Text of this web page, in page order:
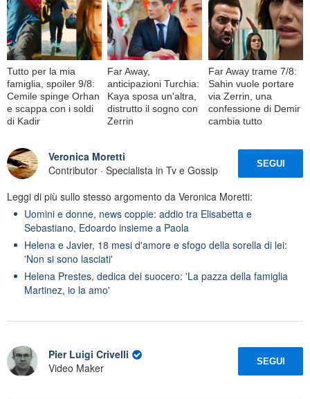
Tutto per la mia
famiglia, spoiler 9/8:
Cemile spinge Orhan
e scappa con i soldi
di Kadir
Far Away,
anticipazioni Turchia:
Kaya sposa un'altra,
distrutto il sogno con
Zerrin
Far Away trame 7/8:
Sahin vuole portare
via Zerrin, una
confessione di Demir
cambia tutto
Veronica Moretti
Contributor · Specialista in Tv e Gossip
SEGUI
Leggi di più sullo stesso argomento da Veronica Moretti:
Uomini e donne, news coppie: addio tra Elisabetta e
Sebastiano, Edoardo insieme a Paola
Helena e Javier, 18 mesi d'amore e sfogo della sorella di lei:
'Non si sono lasciati'
Helena Prestes, dedica del suocero: 'La pazza della famiglia
Martinez, io la amo'
Pier Luigi Crivelli
Video Maker
SEGUI